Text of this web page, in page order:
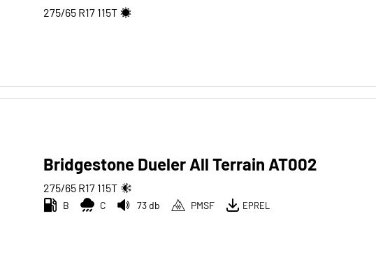
275/65 R17 115T
Bridgestone Dueler All Terrain AT002
275/65 R17 115T
B C 73 db PMSF EPREL